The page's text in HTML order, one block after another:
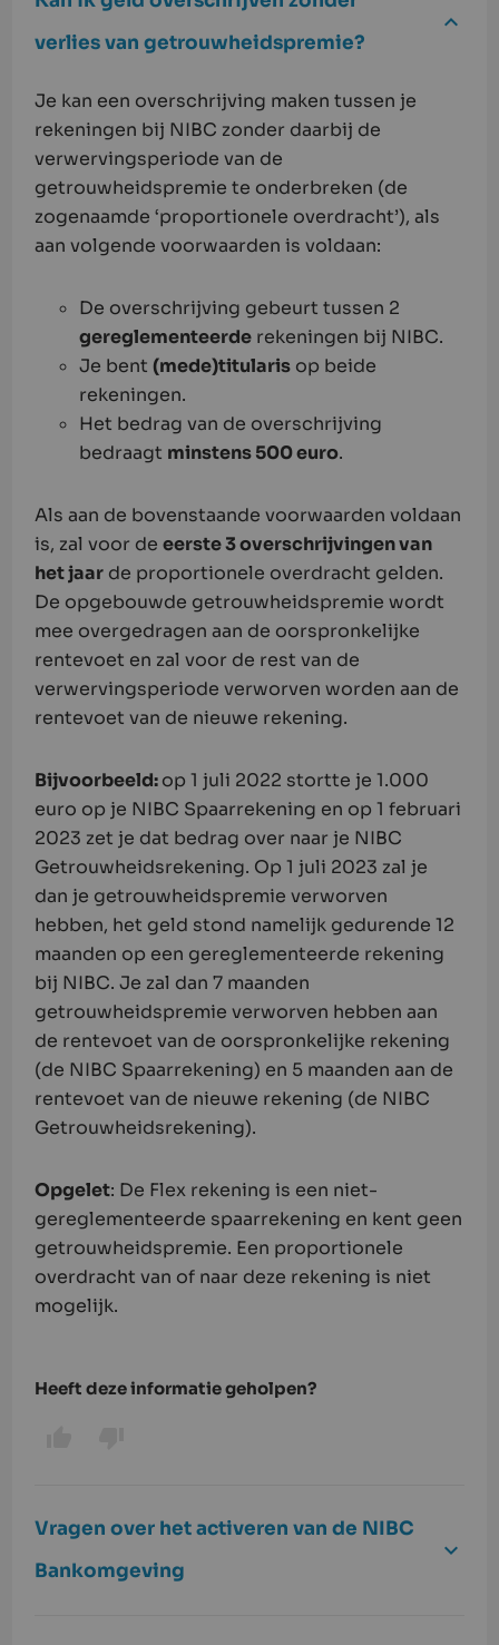
verlies van getrouwheidspremie?
Je kan een overschrijving maken tussen je
rekeningen bij NIBC zonder daarbij de
verwervingsperiode van de
getrouwheidspremie te onderbreken (de
zogenaamde ‘proportionele overdracht’), als
aan volgende voorwaarden is voldaan:
De overschrijving gebeurt tussen 2
gereglementeerderekeningen bij NIBC.
Je bent (mede)titularisop beide
rekeningen.
Het bedrag van de overschrijving
bedraagt minstens 500 euro.
Als aan de bovenstaande voorwaarden voldaan
is, zal voor de eerste 3 overschrijvingen van
het jaarde proportionele overdracht gelden.
De opgebouwde getrouwheidspremie wordt
mee overgedragen aan de oorspronkelijke
rentevoet en zal voor de rest van de
verwervingsperiode verworven worden aan de
rentevoet van de nieuwe rekening.
Bijvoorbeeld:op 1 juli 2022 stortte je 1.000
euro op je NIBC Spaarrekening en op 1 februari
2023 zet je dat bedrag over naar je NIBC
Getrouwheidsrekening. Op 1 juli 2023 zal je
dan je getrouwheidspremie verworven
hebben, het geld stond namelijk gedurende 12
maanden op een gereglementeerde rekening
bij NIBC. Je zal dan 7 maanden
getrouwheidspremie verworven hebben aan
de rentevoet van de oorspronkelijke rekening
(de NIBC Spaarrekening) en 5 maanden aan de
rentevoet van de nieuwe rekening (de NIBC
Getrouwheidsrekening).
Opgelet: De Flex rekening is een niet-
gereglementeerde spaarrekening en kent geen
getrouwheidspremie. Een proportionele
overdracht van of naar deze rekening is niet
mogelijk.
Heeft deze informatie geholpen?
Vragen over het activeren van de NIBC
Bankomgeving